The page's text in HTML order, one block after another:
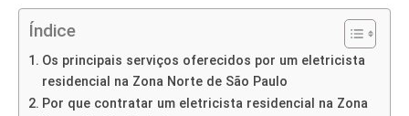
Índice
Os principais serviços oferecidos por um eletricista
residencial na Zona Norte de São Paulo
Por que contratar um eletricista residencial na Zona